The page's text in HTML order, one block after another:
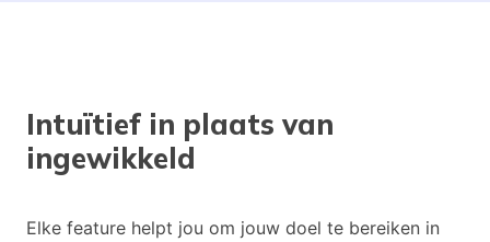
Intuïtief in plaats van
ingewikkeld
Elke feature helpt jou om jouw doel te bereiken in